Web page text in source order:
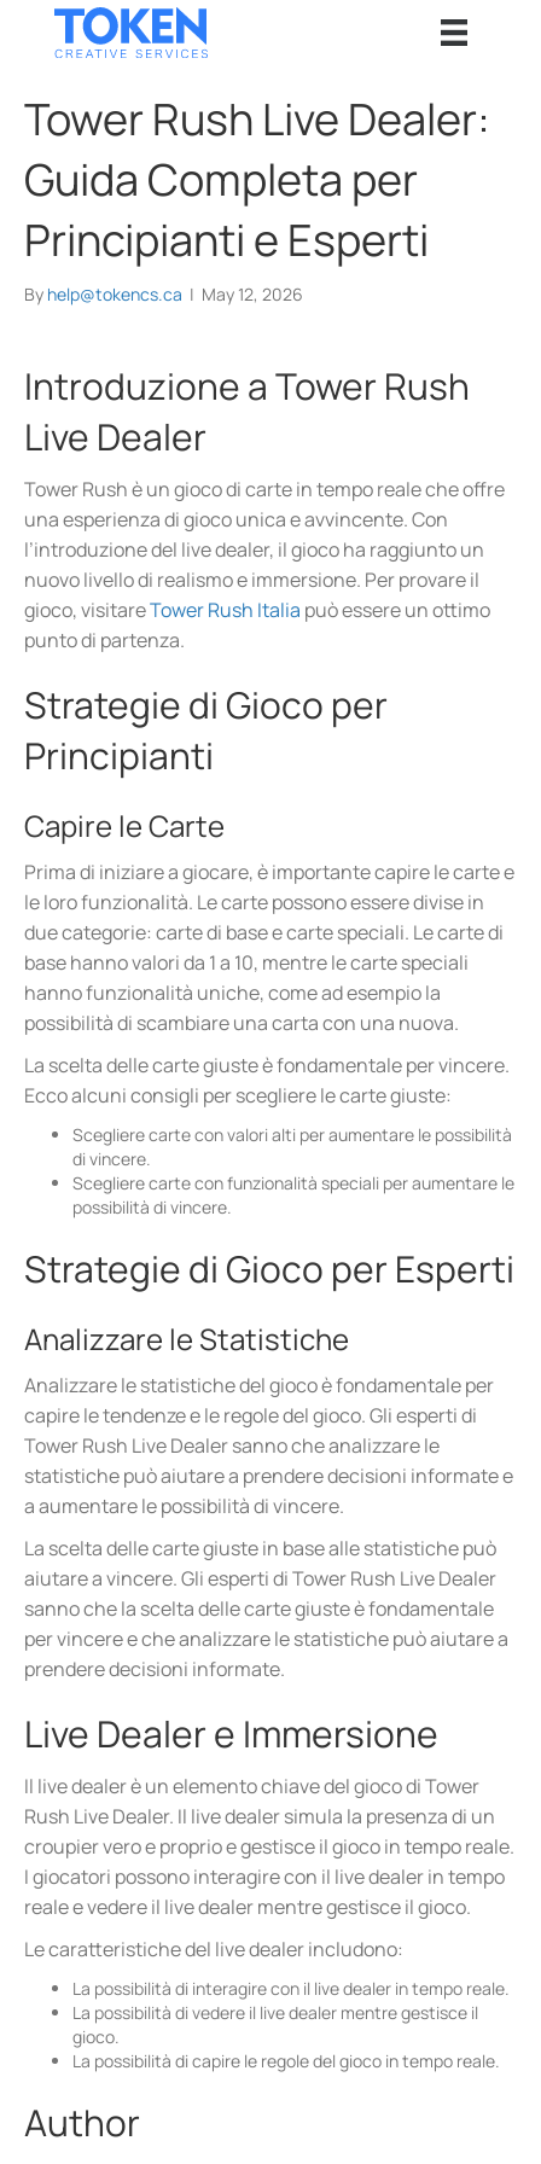
Tower Rush Live Dealer:
Guida Completa per
Principianti e Esperti
By help@tokencs.ca | May 12, 2026
Introduzione a Tower Rush
Live Dealer
Tower Rush è un gioco di carte in tempo reale che offre
una esperienza di gioco unica e avvincente. Con
l’introduzione del live dealer, il gioco ha raggiunto un
nuovo livello di realismo e immersione. Per provare il
gioco, visitareTower Rush Italia può essere un ottimo
punto di partenza.
Strategie di Gioco per
Principianti
Capire le Carte
Prima di iniziare a giocare, è importante capire le carte e
le loro funzionalità. Le carte possono essere divise in
due categorie: carte di base e carte speciali. Le carte di
base hanno valori da 1 a 10, mentre le carte speciali
hanno funzionalità uniche, come ad esempio la
possibilità di scambiare una carta con una nuova.
La scelta delle carte giuste è fondamentale per vincere.
Ecco alcuni consigli per scegliere le carte giuste:
Scegliere carte con valori alti per aumentare le possibilità
di vincere.
Scegliere carte con funzionalità speciali per aumentare le
possibilità di vincere.
Strategie di Gioco per Esperti
Analizzare le Statistiche
Analizzare le statistiche del gioco è fondamentale per
capire le tendenze e le regole del gioco. Gli esperti di
Tower Rush Live Dealer sanno che analizzare le
statistiche può aiutare a prendere decisioni informate e
a aumentare le possibilità di vincere.
La scelta delle carte giuste in base alle statistiche può
aiutare a vincere. Gli esperti di Tower Rush Live Dealer
sanno che la scelta delle carte giuste è fondamentale
per vincere e che analizzare le statistiche può aiutare a
prendere decisioni informate.
Live Dealer e Immersione
Il live dealer è un elemento chiave del gioco di Tower
Rush Live Dealer. Il live dealer simula la presenza di un
croupier vero e proprio e gestisce il gioco in tempo reale.
I giocatori possono interagire con il live dealer in tempo
reale e vedere il live dealer mentre gestisce il gioco.
Le caratteristiche del live dealer includono:
La possibilità di interagire con il live dealer in tempo reale.
La possibilità di vedere il live dealer mentre gestisce il
gioco.
La possibilità di capire le regole del gioco in tempo reale.
Author